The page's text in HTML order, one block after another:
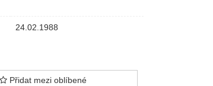
24.02.1988
Přidat mezi oblíbené